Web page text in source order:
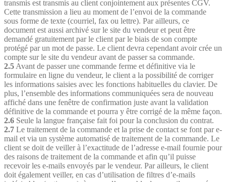
transmis est transmis au client conjointement aux présentes CGV.
Cette transmission a lieu au moment de l’envoi de la commande
sous forme de texte (courriel, fax ou lettre). Par ailleurs, ce
document est aussi archivé sur le site du vendeur et peut être
demandé gratuitement par le client par le biais de son compte
protégé par un mot de passe. Le client devra cependant avoir crée un
compte sur le site du vendeur avant de passer sa commande.
2.5 Avant de passer une commande ferme et définitive via le
formulaire en ligne du vendeur, le client a la possibilité de corriger
les informations saisies avec les fonctions habituelles du clavier. De
plus, l’ensemble des informations communiquées sera de nouveau
affiché dans une fenêtre de confirmation juste avant la validation
définitive de la commande et pourra y être corrigé de la même façon.
2.6 Seule la langue française fait foi pour la conclusion du contrat.
2.7 Le traitement de la commande et la prise de contact se font par e-
mail et via un système automatisé de traitement de la commande. Le
client se doit de veiller à l’exactitude de l’adresse e-mail fournie pour
des raisons de traitement de la commande et afin qu’il puisse
recevoir les e-mails envoyés par le vendeur. Par ailleurs, le client
doit également veiller, en cas d’utilisation de filtres d’e-mails